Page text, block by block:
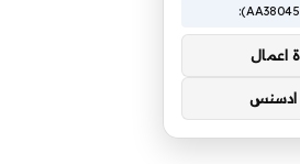
اعمال
ادسنس